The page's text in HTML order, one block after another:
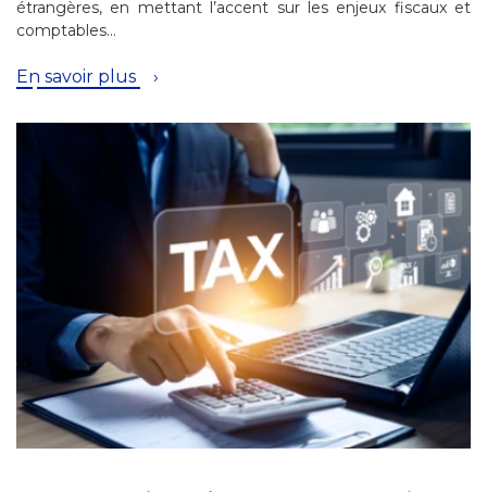
étrangères, en mettant l’accent sur les enjeux fiscaux et
comptables…
En savoir plus